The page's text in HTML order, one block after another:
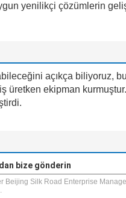
yenilikçi çözümlerin
açıkça biliyoruz,
üretken ekipman
bize gönderin